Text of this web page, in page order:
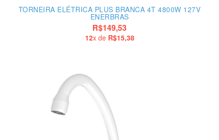
TORNEIRA ELÉTRICA PLUS BRANCA 4T 4800W 127V
ENERBRAS
R$149,53
12x de R$15,38